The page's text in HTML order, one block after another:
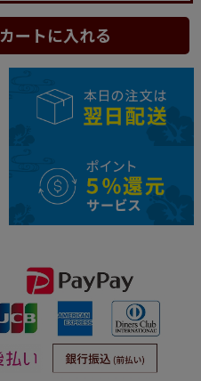
カートに入れる